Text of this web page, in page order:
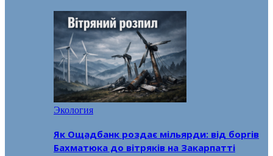
Экология
Як Ощадбанк роздає мільярди: від боргів
Бахматюка до вітряків на Закарпатті